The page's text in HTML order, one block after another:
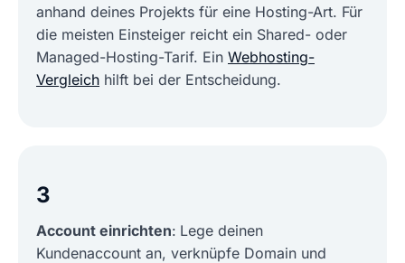
anhand deines Projekts für eine Hosting-Art. Für
die meisten Einsteiger reicht ein Shared- oder
Managed-Hosting-Tarif. Ein Webhosting-
Vergleich hilft bei der Entscheidung.
3
Account einrichten: Lege deinen
Kundenaccount an, verknüpfe Domain und